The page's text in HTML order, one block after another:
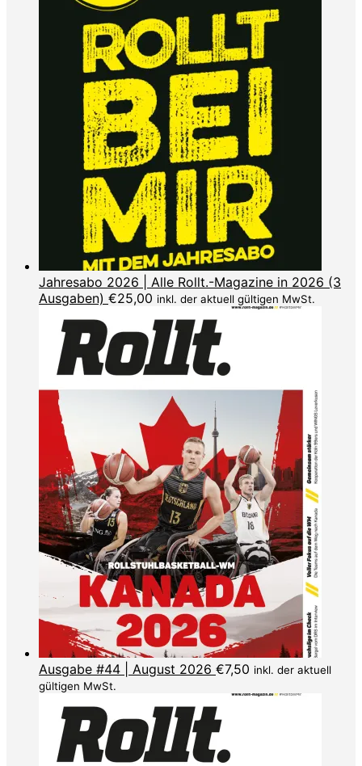
Jahresabo 2026 | Alle Rollt.-Magazine in 2026 (3
Ausgaben) €25,00 inkl. der aktuell gültigen MwSt.
Ausgabe #44 | August 2026 €7,50 inkl. der aktuell
gültigen MwSt.